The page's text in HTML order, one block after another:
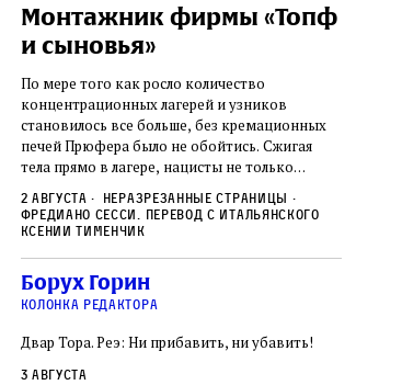
Монтажник фирмы «Топф
и сыновья»
По мере того как росло количество
концентрационных лагерей и узников
становилось все больше, без кремационных
печей Прюфера было не обойтись. Cжигая
тела прямо в лагере, нацисты не только
смерти, но и скрывали от населения соседних
городов, сколько узников погибало каждый
2 августа
Неразрезанные страницы
Фредиано Сесси. Перевод с итальянского
Ксении Тименчик
Борух Горин
колонка редактора
Двар Тора. Реэ: Ни прибавить, ни убавить!
3 августа